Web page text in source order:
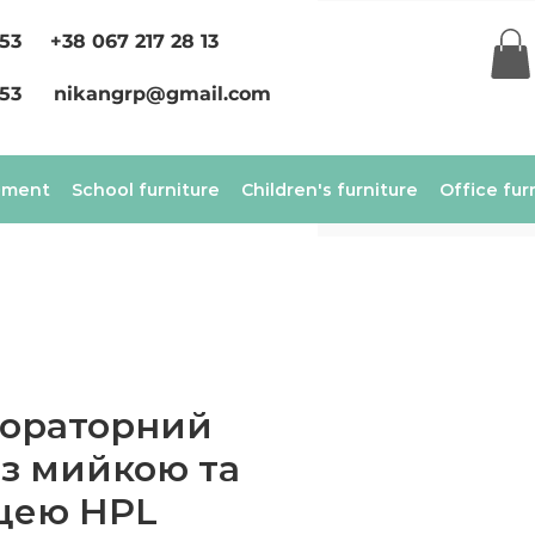
+38 067 217 28 13
nikangrp@gmail.com
School furniture Children's furniture Office
мийкою та
HPL